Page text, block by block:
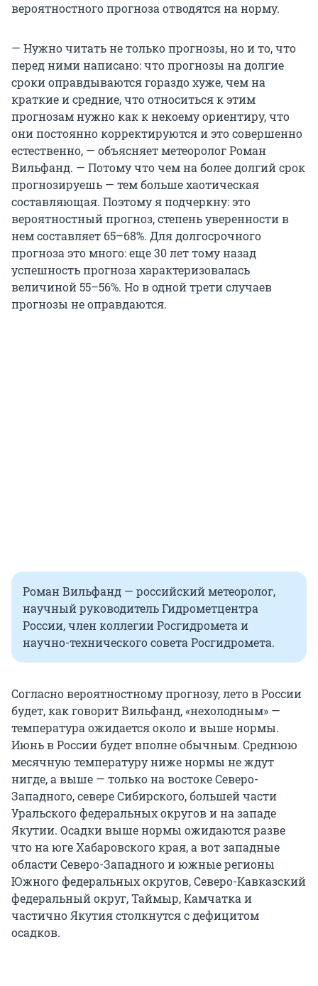
вероятностного прогноза отводятся на норму.
— Нужно читать не только прогнозы, но и то, что
перед ними написано: что прогнозы на долгие
сроки оправдываются гораздо хуже, чем на
краткие и средние, что относиться к этим
прогнозам нужно как к некоему ориентиру, что
они постоянно корректируются и это совершенно
естественно, — объясняет метеоролог Роман
Вильфанд. — Потому что чем на более долгий срок
прогнозируешь — тем больше хаотическая
составляющая. Поэтому я подчеркну: это
вероятностный прогноз, степень уверенности в
нем составляет 65–68%. Для долгосрочного
прогноза это много: еще 30 лет тому назад
успешность прогноза характеризовалась
величиной 55–56%. Но в одной трети случаев
прогнозы не оправдаются.
Роман Вильфанд — российский метеоролог,
научный руководитель Гидрометцентра
России, член коллегии Росгидромета и
научно-технического совета Росгидромета.
Согласно вероятностному прогнозу, лето в России
будет, как говорит Вильфанд, «нехолодным» —
температура ожидается около и выше нормы.
Июнь в России будет вполне обычным. Среднюю
месячную температуру ниже нормы не ждут
нигде, а выше — только на востоке Северо-
Западного, севере Сибирского, большей части
Уральского федеральных округов и на западе
Якутии. Осадки выше нормы ожидаются разве
что на юге Хабаровского края, а вот западные
области Северо-Западного и южные регионы
Южного федеральных округов, Северо-Кавказский
федеральный округ, Таймыр, Камчатка и
частично Якутия столкнутся с дефицитом
осадков.